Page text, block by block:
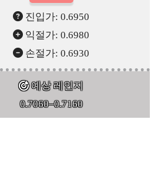
진입가: 0.6950
익절가: 0.6980
손절가: 0.6930
예상 레인지
0.7060–0.7160